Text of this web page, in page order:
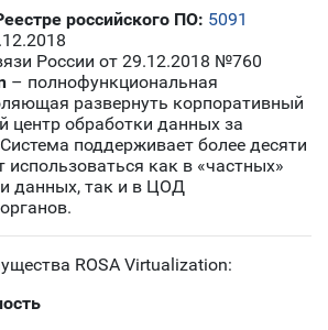
российского ПО: 5091
России от 29.12.2018 №760
– полнофункциональная
развернуть корпоративный
центр обработки данных за
поддерживает более десяти
как в «частных»
данных, так и в ЦОД
ROSA Virtualization: